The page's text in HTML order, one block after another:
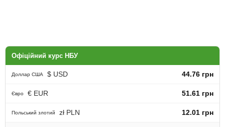
Офіційний курс НБУ
Доллар США $ USD 44.76 грн
Євро € EUR 51.61 грн
Польський злотий zł PLN 12.01 грн